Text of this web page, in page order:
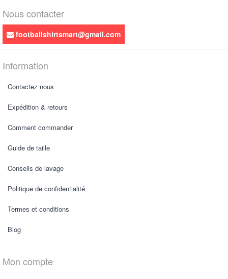
Nous contacter
footballshirtsmart@gmail.com
Information
Contactez nous
Expédition & retours
Comment commander
Guide de taille
Conseils de lavage
Politique de confidentialité
Termes et conditions
Blog
Mon compte